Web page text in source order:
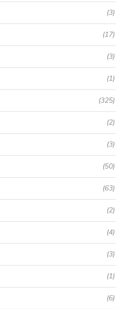
(3)
(17)
(3)
(1)
(325)
(2)
(3)
(50)
(63)
(2)
(4)
(3)
(1)
(6)